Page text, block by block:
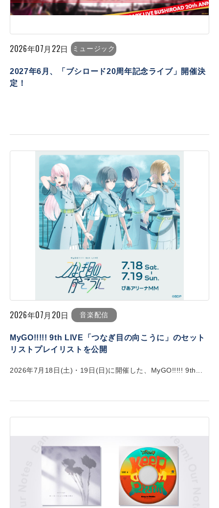
2026年07月22日 ミュージック
2027年6月、「ブシロード20周年記念ライブ」開催決
定！
2026年07月20日 音楽配信
MyGO!!!!! 9th LIVE「つなぎ目の向こうに」のセット
リストプレイリストを公開
2026年7月18日(土)・19日(日)に開催した、MyGO!!!!! 9th...